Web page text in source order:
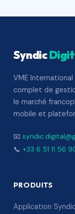
Syndic
VME
complet de
le marché
mobile et
📧
📞 +33 6 51 11 56
PRODUITS
Application